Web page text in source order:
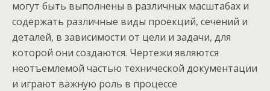
могут быть выполнены в различных масштабах и
содержать различные виды проекций, сечений и
деталей, в зависимости от цели и задачи, для
которой они создаются. Чертежи являются
неотъемлемой частью технической документации
и играют важную роль в процессе